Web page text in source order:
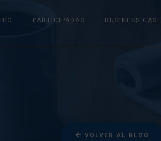
PARTICIPADAS BUSINESS CASE
VOLVER AL BLOG